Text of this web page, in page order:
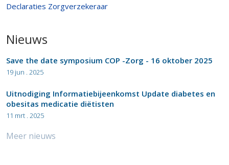
Declaraties Zorgverzekeraar
Nieuws
Save the date symposium COP -Zorg - 16 oktober 2025
19 jun . 2025
Uitnodiging Informatiebijeenkomst Update diabetes en
obesitas medicatie diëtisten
11 mrt . 2025
Meer nieuws